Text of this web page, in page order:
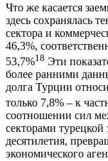
Что же касается
здесь сохранялась
сектора и
46,3%,
53,7%18 Эти
более ранними
долга Турции
только 7,8% – к
соотношении сил
секторами
десятилетия,
экономического